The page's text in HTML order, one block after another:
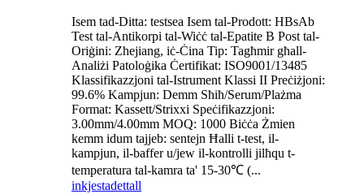
Isem tad-Ditta: testsea Isem tal-Prodott: HBsAb
Test tal-Antikorpi tal-Wiċċ tal-Epatite B Post tal-
Oriġini: Zhejiang, iċ-Ċina Tip: Tagħmir għall-
Analiżi Patoloġika Ċertifikat: ISO9001/13485
Klassifikazzjoni tal-Istrument Klassi II Preċiżjoni:
99.6% Kampjun: Demm Sħiħ/Serum/Plażma
Format: Kassett/Strixxi Speċifikazzjoni:
3.00mm/4.00mm MOQ: 1000 Biċċa Żmien
kemm idum tajjeb: sentejn Ħalli t-test, il-
kampjun, il-baffer u/jew il-kontrolli jilħqu t-
temperatura tal-kamra ta' 15-30℃ (...
inkjestadettall